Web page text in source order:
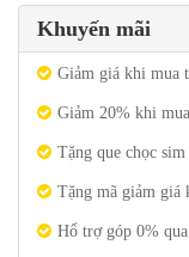
Khuyến mãi
Giảm giá khi mua
Giảm 20% khi
Tặng que chọc sim
Tặng mã giảm giá
Hổ trợ góp 0%